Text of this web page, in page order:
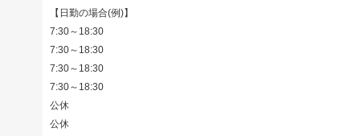
【日勤の場合(例)】
7:30～18:30
7:30～18:30
7:30～18:30
7:30～18:30
公休
公休